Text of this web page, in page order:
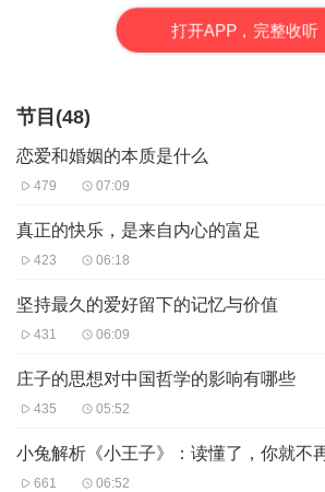
a 用欢快轻松的语言，带你解读当下热点新闻
c 当然你的喜欢、他的喜欢、大家的喜欢那才
打开APP，完整收听
节目(48)
恋爱和婚姻的本质是什么
479 07:09
真正的快乐，是来自内心的富足
423 06:18
坚持最久的爱好留下的记忆与价值
431 06:09
庄子的思想对中国哲学的影响有哪些
435 05:52
小兔解析《小王子》：读懂了，你就不
661 06:52